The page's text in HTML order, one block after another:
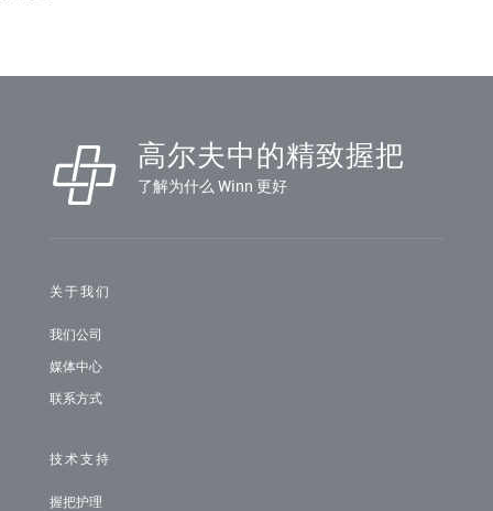
高尔夫中的精致握把
了解为什么 Winn 更好
关于我们
我们公司
媒体中心
联系方式
技术支持
握把护理